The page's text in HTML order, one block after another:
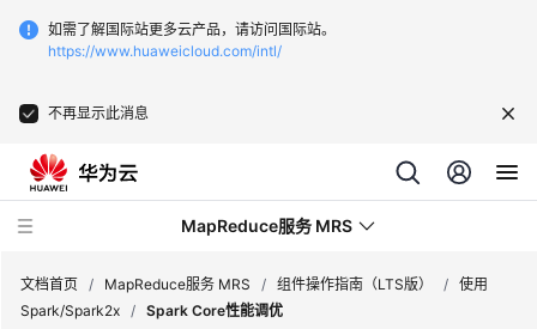
如需了解国际站更多云产品，请访问国际站。
https://www.huaweicloud.com/intl/
不再显示此消息
MapReduce服务 MRS
文档首页 / MapReduce服务 MRS / 组件操作指南（LTS版） / 使用
Spark/Spark2x / Spark Core性能调优